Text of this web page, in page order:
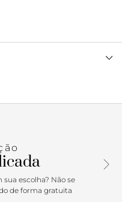
com bolso frontal
um charmoso detalhe de
charm personalizável.
da alça: 24cm |
escolha? Não se
de forma gratuita